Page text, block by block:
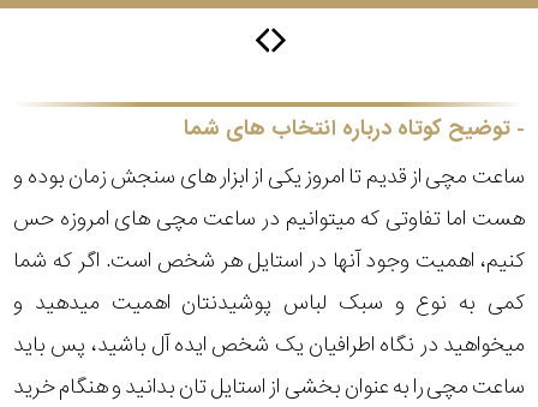
توضیح کوتاه درباره انتخاب های شما
ساعت مچی از قدیم تا امروز یکی از ابزار های سنجش زمان بوده و
هست اما تفاوتی که میتوانیم در ساعت مچی های امروزه حس
کنیم، اهمیت وجود آنها در استایل هر شخص است. اگر که شما
کمی به نوع و سبک لباس پوشیدنتان اهمیت میدهید و
میخواهید در نگاه اطرافیان یک شخص ایده آل باشید، پس باید
ساعت مچی را به عنوان بخشی از استایل تان بدانید و هنگام خرید
سیتیزن
اورینت
پیلار
لیکوپر
جنسیت